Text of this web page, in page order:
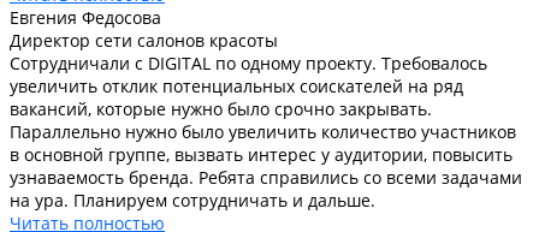
Евгения Федосова
Директор сети салонов красоты
Сотрудничали с DIGITAL по одному проекту. Требовалось
увеличить отклик потенциальных соискателей на ряд
вакансий, которые нужно было срочно закрывать.
Параллельно нужно было увеличить количество участников
в основной группе, вызвать интерес у аудитории, повысить
узнаваемость бренда. Ребята справились со всеми задачами
на ура. Планируем сотрудничать и дальше.
Читать полностью